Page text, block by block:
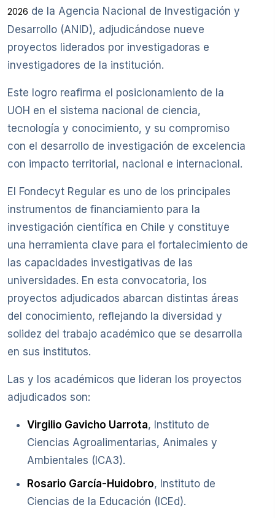
2026 de la Agencia Nacional de Investigación y
Desarrollo (ANID), adjudicándose nueve
proyectos liderados por investigadoras e
investigadores de la institución.
Este logro reafirma el posicionamiento de la
UOH en el sistema nacional de ciencia,
tecnología y conocimiento, y su compromiso
con el desarrollo de investigación de excelencia
con impacto territorial, nacional e internacional.
El Fondecyt Regular es uno de los principales
instrumentos de financiamiento para la
investigación científica en Chile y constituye
una herramienta clave para el fortalecimiento de
las capacidades investigativas de las
universidades. En esta convocatoria, los
proyectos adjudicados abarcan distintas áreas
del conocimiento, reflejando la diversidad y
solidez del trabajo académico que se desarrolla
en sus institutos.
Las y los académicos que lideran los proyectos
adjudicados son:
Virgilio Gavicho Uarrota, Instituto de
Ciencias Agroalimentarias, Animales y
Ambientales (ICA3).
Rosario García-Huidobro, Instituto de
Ciencias de la Educación (ICEd).